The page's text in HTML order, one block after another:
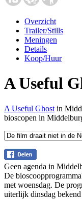
Overzicht
Trailer/Stills
Meningen
Details
Koop/Huur
A Useful
A Useful Ghost in
bioscopen in
Geen agenda in
De
met woensdag. De
uiterlijk dinsdag bekend